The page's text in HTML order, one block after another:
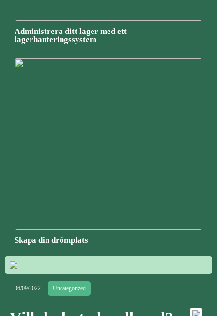
Administrera ditt lager med ett
lagerhanteringssystem
Skapa din drömplats
06/09/2022 Uncategorized